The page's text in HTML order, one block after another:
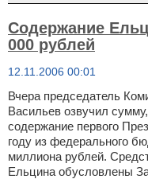
Содержание
000 рублей
12.11.2006 00:01
Вчера председатель
Васильев озвучил
содержание первого
году из федерального
миллиона рублей.
Ельцина обусловлены